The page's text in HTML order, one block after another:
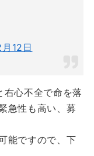
12日
心不全で命を落
急性も高い、募
能ですので、下